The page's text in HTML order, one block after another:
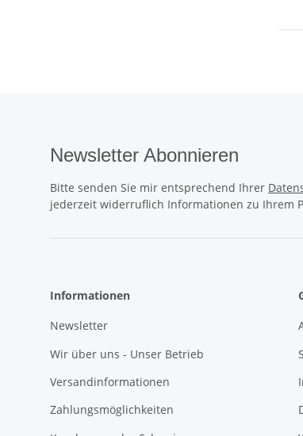
Newsletter Abonnieren
Bitte senden Sie mir entsprechend Ihrer
jederzeit widerruflich Informationen zu Ihrem
Informationen
Newsletter
Wir über uns - Unser Betrieb
Versandinformationen
Zahlungsmöglichkeiten